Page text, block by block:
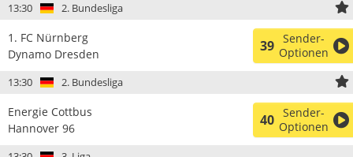
13:30 2. Bundesliga
1. FC Nürnberg
Dynamo Dresden
39 Sender-
Optionen
13:30 2. Bundesliga
Energie Cottbus
Hannover 96
40 Sender-
Optionen